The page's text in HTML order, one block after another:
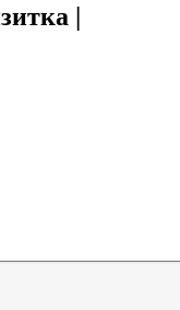
|